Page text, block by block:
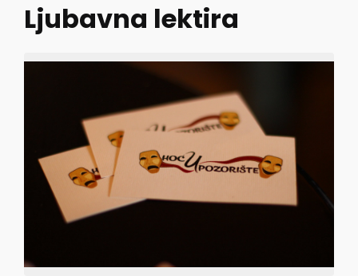
Ljubavna lektira